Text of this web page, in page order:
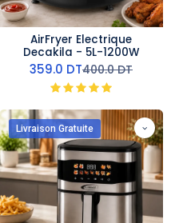
AirFryer Electrique
Decakila - 5L-1200W
359.0 DT400.0DT
Livraison Gratuite